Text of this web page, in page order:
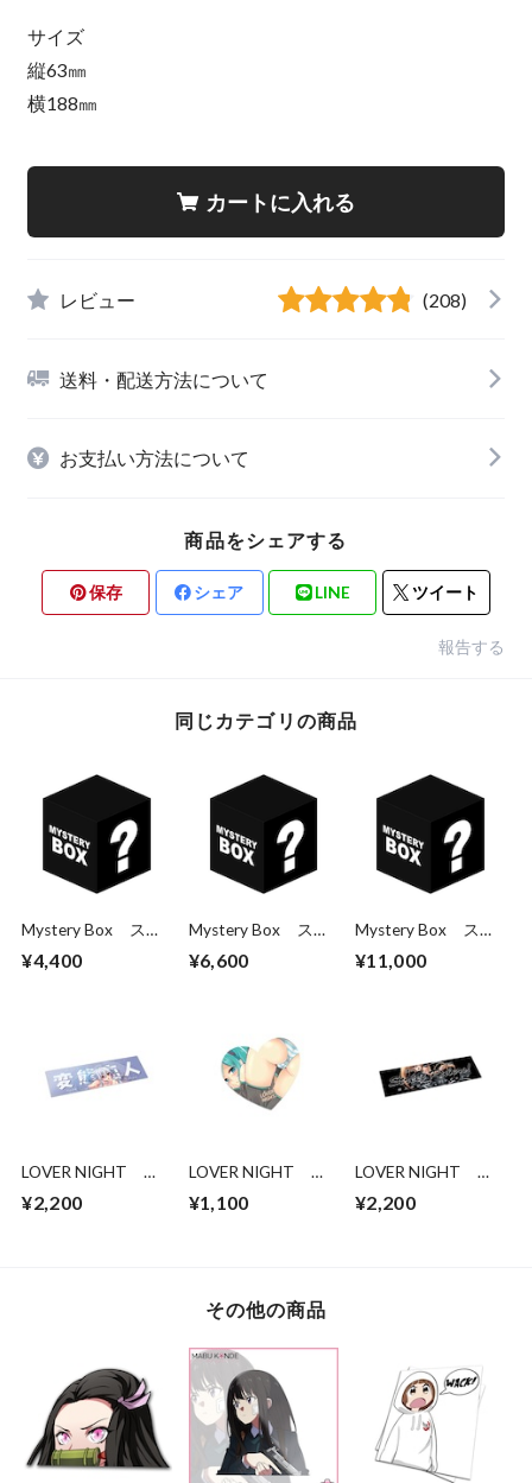
サイズ
縦63㎜
横188㎜
カートに入れる
レビュー (208)
送料・配送方法について
お支払い方法について
商品をシェアする
保存 シェア LINE ツイート
報告する
同じカテゴリの商品
Mystery Box ステ
¥4,400
Mystery Box ステ
¥6,600
Mystery Box ステ
¥11,000
LOVER NIGHT
¥2,200
LOVER NIGHT
HEART STICKER
¥1,100
LOVER NIGHT
¥2,200
その他の商品